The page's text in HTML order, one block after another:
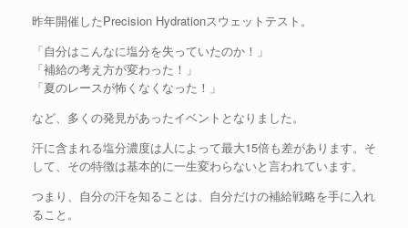
昨年開催したPrecision Hydrationスウェットテスト。
「自分はこんなに塩分を失っていたのか！」
「補給の考え方が変わった！」
「夏のレースが怖くなくなった！」
など、多くの発見があったイベントとなりました。
汗に含まれる塩分濃度は人によって最大15倍も差があります。そ
して、その特徴は基本的に一生変わらないと言われています。
つまり、自分の汗を知ることは、自分だけの補給戦略を手に入れ
ること。